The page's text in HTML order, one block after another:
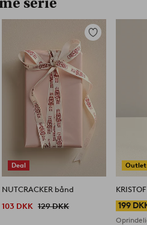
Deal
Tilføj
NUTCRACKER bånd
103 DKK 129 DKK
Outlet
199